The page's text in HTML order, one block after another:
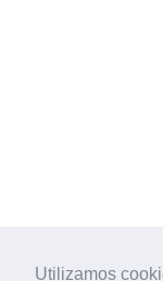
Utilizamos